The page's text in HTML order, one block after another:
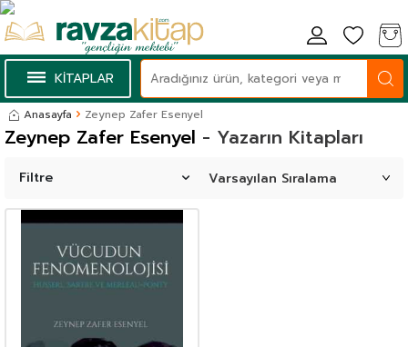
KİTAPLAR
Anasayfa Zeynep Zafer Esenyel
- Yazarın Kitapları
Zeynep Zafer Esenyel
Filtre